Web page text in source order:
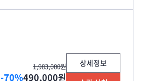
1,983,000원
-70%490,000원
상세정보